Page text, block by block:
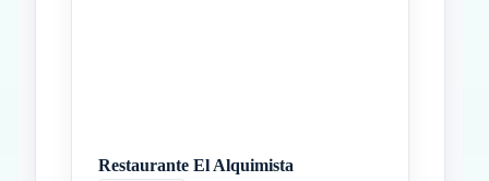
Restaurante El Alquimista